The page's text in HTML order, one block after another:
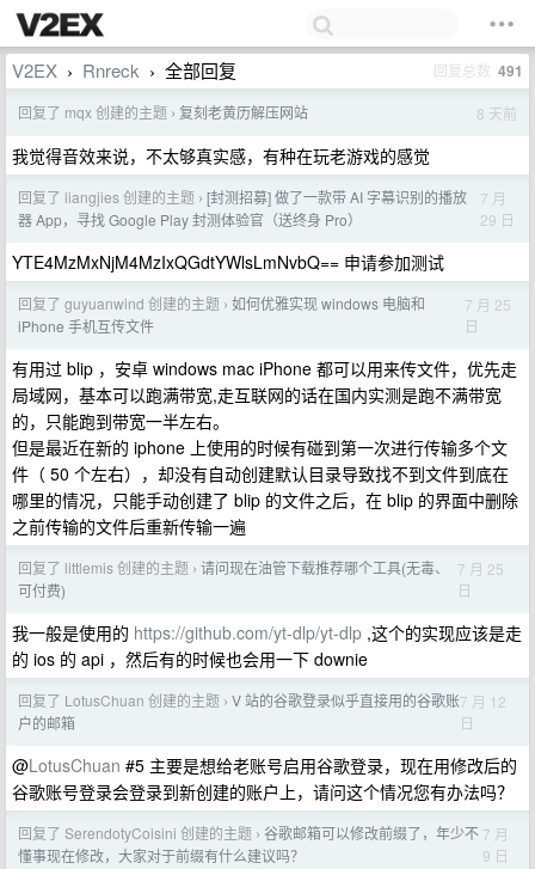
V2EX › Rnreck › 全部回复 回复总数 491
回复了 mqx 创建的主题 › 复刻老黄历解压网站 8 天前
我觉得音效来说，不太够真实感，有种在玩老游戏的感觉
回复了 liangjies 创建的主题 › [封测招募] 做了一款带 AI 字幕识别的播放
器 App，寻找 Google Play 封测体验官（送终身 Pro）
7 月
29 日
YTE4MzMxNjM4MzIxQGdtYWlsLmNvbQ== 申请参加测试
回复了 guyuanwind 创建的主题 › 如何优雅实现 windows 电脑和
iPhone 手机互传文件
7 月 25
日
有用过 blip ，安卓 windows mac iPhone 都可以用来传文件，优先走
局域网，基本可以跑满带宽,走互联网的话在国内实测是跑不满带宽
的，只能跑到带宽一半左右。
但是最近在新的 iphone 上使用的时候有碰到第一次进行传输多个文
件（ 50 个左右），却没有自动创建默认目录导致找不到文件到底在
哪里的情况，只能手动创建了 blip 的文件之后，在 blip 的界面中删除
之前传输的文件后重新传输一遍
回复了 littlemis 创建的主题 › 请问现在油管下载推荐哪个工具(无毒、
可付费)
7 月 25
日
我一般是使用的 https://github.com/yt-dlp/yt-dlp ,这个的实现应该是走
的 ios 的 api ，然后有的时候也会用一下 downie
回复了 LotusChuan 创建的主题 › V 站的谷歌登录似乎直接用的谷歌账
户的邮箱
7 月 12
日
@LotusChuan #5 主要是想给老账号启用谷歌登录，现在用修改后的
谷歌账号登录会登录到新创建的账户上，请问这个情况您有办法吗？
回复了 SerendotyCoisini 创建的主题 › 谷歌邮箱可以修改前缀了，年少不
懂事现在修改，大家对于前缀有什么建议吗？
7 月
9 日